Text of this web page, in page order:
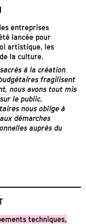
entreprises
lancée pour
artistique, les
la culture.
à la création
fragilisent
nous avons tout mis
le public.
nous oblige à
démarches
auprès du
techniques,